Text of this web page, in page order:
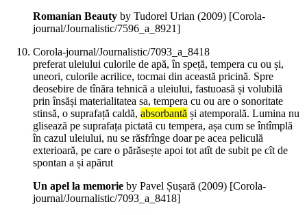
Romanian Beauty by Tudorel Urian (2009) [Corola-
journal/Journalistic/7596_a_8921]
Corola-journal/Journalistic/7093_a_8418
preferat uleiului culorile de apă, în speță, tempera cu ou și,
uneori, culorile acrilice, tocmai din această pricină. Spre
deosebire de tînăra tehnică a uleiului, fastuoasă și volubilă
prin însăși materialitatea sa, tempera cu ou are o sonoritate
stinsă, o suprafață caldă, absorbantă și atemporală. Lumina nu
glisează pe suprafața pictată cu tempera, așa cum se întîmplă
în cazul uleiului, nu se răsfrînge doar pe acea peliculă
exterioară, pe care o părăsește apoi tot atît de subit pe cît de
spontan a și apărut
Un apel la memorie by Pavel Șușară (2009) [Corola-
journal/Journalistic/7093_a_8418]